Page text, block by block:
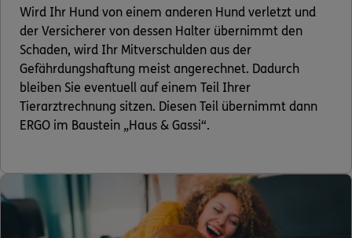
Wird Ihr Hund von einem anderen Hund verletzt und
der Versicherer von dessen Halter übernimmt den
Schaden, wird Ihr Mitverschulden aus der
Gefährdungshaftung meist angerechnet. Dadurch
bleiben Sie eventuell auf einem Teil Ihrer
Tierarztrechnung sitzen. Diesen Teil übernimmt dann
ERGO im Baustein „Haus & Gassi“.